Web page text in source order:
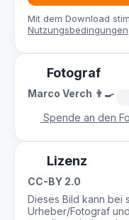
Mit dem Download
Nutzungsbedingungen
Fotograf
Marco Verch 👨‍🍳
Spende an den
Lizenz
CC-BY 2.0
Dieses Bild kann bei
Urheber/Fotograf